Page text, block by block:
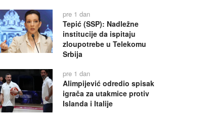
pre 1 dan
Tepić (SSP): Nadležne
institucije da ispitaju
zloupotrebe u Telekomu
Srbija
pre 1 dan
Alimpijević odredio spisak
igrača za utakmice protiv
Islanda i Italije